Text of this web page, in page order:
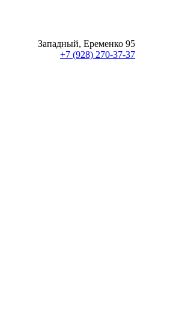
Западный, Еременко 95
+7 (928) 270-37-37